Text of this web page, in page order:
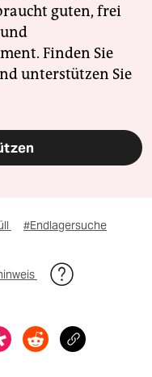
guten, frei
Finden Sie
unterstützen Sie
#Endlagersuche